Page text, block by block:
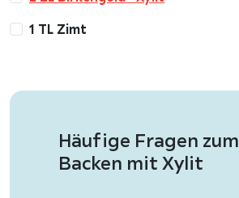
1 TL Zimt
Häufige Fragen zum
Backen mit Xylit